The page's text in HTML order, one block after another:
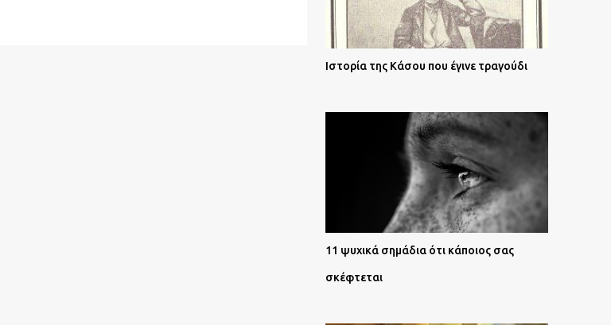
Ιστορία της Κάσου που έγινε τραγούδι
11 ψυχικά σημάδια ότι κάποιος σας
σκέφτεται